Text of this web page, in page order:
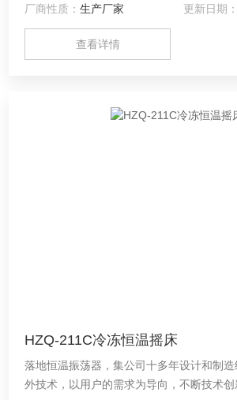
厂商性质：生产厂家 更新日期：
查看详情
HZQ-211C冷冻恒温摇床
落地恒温振荡器，集公司十多年设计和制
外技术，以用户的需求为导向，不断技术创